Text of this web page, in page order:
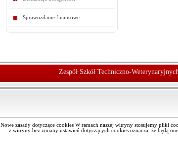
Sprawozdanie finansowe
Zespół Szkół Techniczno-
Nowe zasady dotyczące cookies W ramach naszej witryny stosujemy pliki
z witryny bez zmiany ustawień dotyczących cookies oznacza, że będą